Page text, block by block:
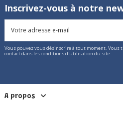
Inscrivez-vous à notre
Vous pouvez vous désinscrire à tout moment. Vous
contact dans les conditions d'utilisation du site.
A propos